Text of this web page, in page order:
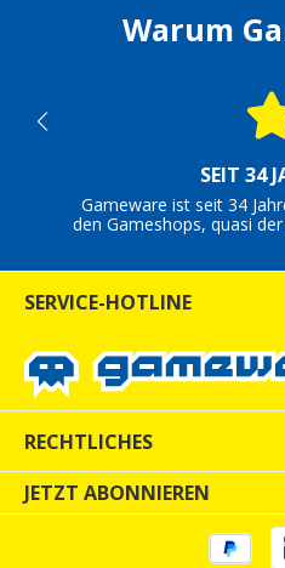
Warum
SEIT 34
Gameware ist seit 34
den Gameshops, quasi der
SERVICE-HOTLINE
RECHTLICHES
JETZT ABONNIEREN